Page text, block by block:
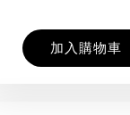
加入購物車